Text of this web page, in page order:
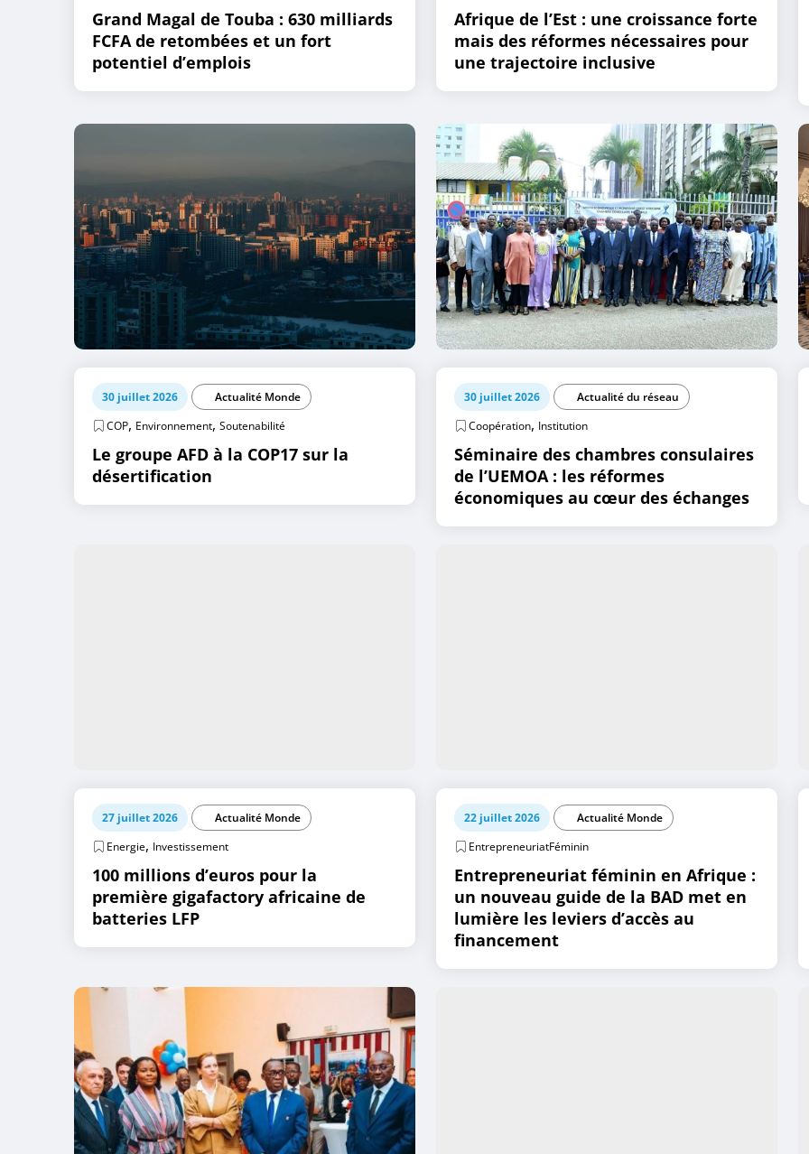
Grand Magal de Touba : 630 milliards
FCFA de retombées et un fort
potentiel d’emplois
Afrique de l’Est : une croissance forte
mais des réformes nécessaires pour
une trajectoire inclusive
30 juillet 2026
Actualité Monde
COP, Environnement, Soutenabilité
Le groupe AFD à la COP17 sur la
désertification
30 juillet 2026
Actualité du réseau
Coopération, Institution
Séminaire des chambres consulaires
de l’UEMOA : les réformes
économiques au cœur des échanges
27 juillet 2026
Actualité Monde
Energie, Investissement
100 millions d’euros pour la
première gigafactory africaine de
batteries LFP
22 juillet 2026
Actualité Monde
EntrepreneuriatFéminin
Entrepreneuriat féminin en Afrique :
un nouveau guide de la BAD met en
lumière les leviers d’accès au
financement